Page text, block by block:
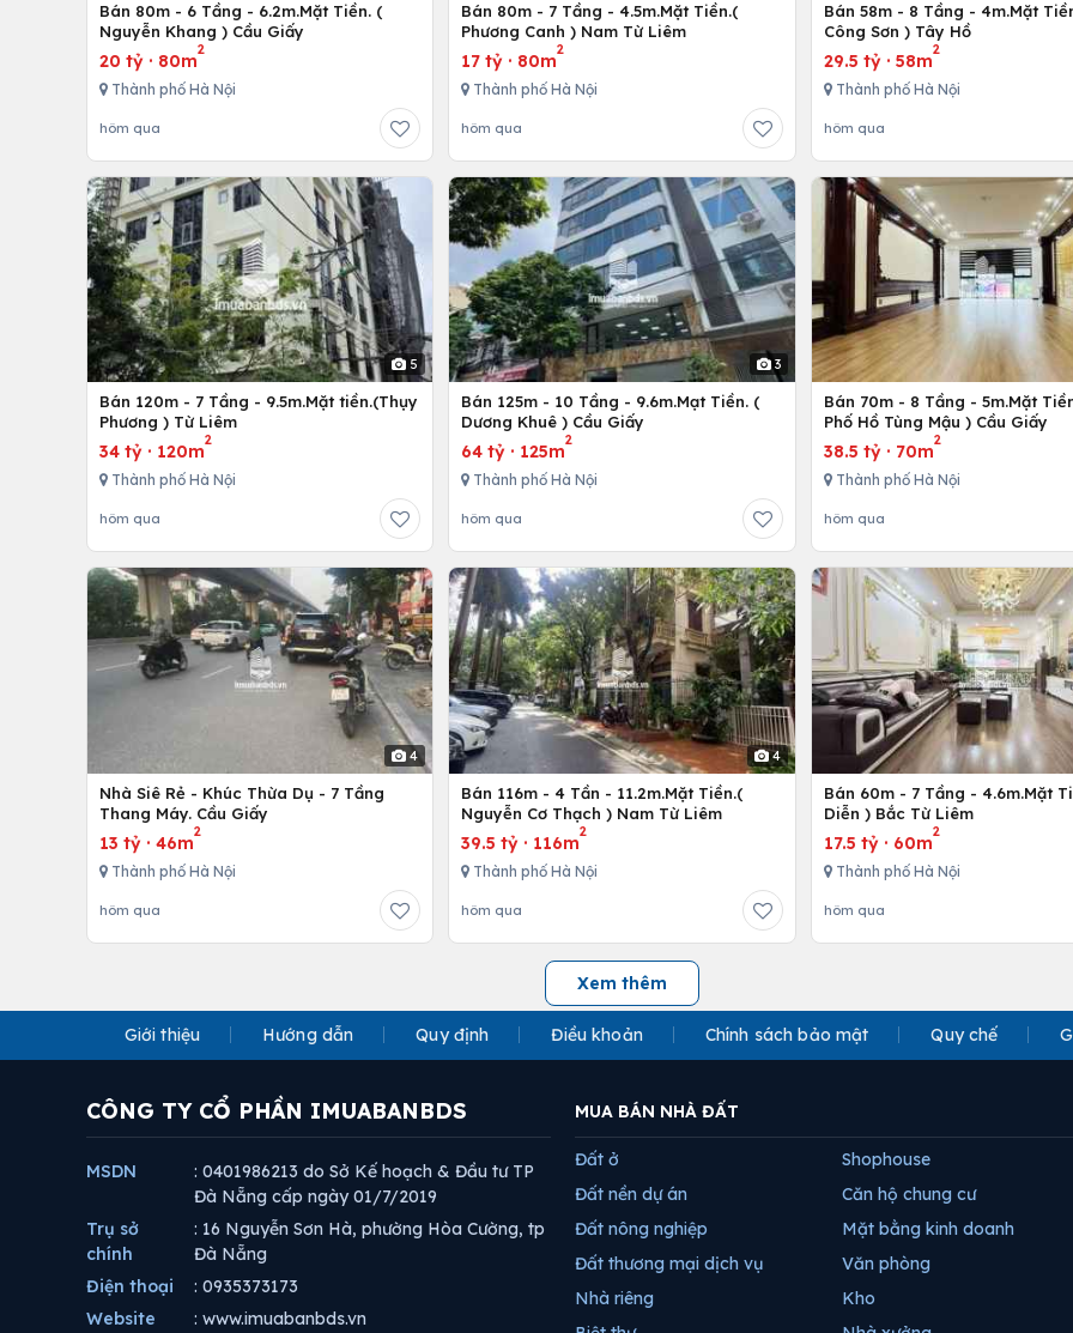
Bán 80m - 6 Tầng - 6.2m.Mặt Tiền. (
Nguyễn Khang ) Cầu Giấy
20 tỷ · 80m
2
Thành phố Hà Nội
hôm qua
Bán 80m - 7 Tầng - 4.5m.Mặt Tiền.(
Phương Canh ) Nam Từ Liêm
17 tỷ · 80m
2
Thành phố Hà Nội
hôm qua
Bán 58m - 8 Tầng - 4m.Mặt
Công Sơn ) Tây Hồ
29.5 tỷ· 58m
2
Thành phố Hà Nội
hôm qua
5
Bán 120m - 7 Tầng - 9.5m.Mặt tiền.(Thụy
Phương ) Từ Liêm
34 tỷ · 120m
2
Thành phố Hà Nội
hôm qua
3
Bán 125m - 10 Tầng - 9.6m.Mạt Tiền. (
Dương Khuê ) Cầu Giấy
64 tỷ · 125m
2
Thành phố Hà Nội
hôm qua
Bán 70m - 8 Tầng - 5m.Mặt
Phố Hồ Tùng Mậu ) Cầu Giấy
38.5 tỷ· 70m
2
Thành phố Hà Nội
hôm qua
4
Nhà Siê Rẻ - Khúc Thừa Dụ - 7 Tầng
Thang Máy. Cầu Giấy
13 tỷ · 46m
2
Thành phố Hà Nội
hôm qua
4
Bán 116m - 4 Tần - 11.2m.Mặt Tiền.(
Nguyễn Cơ Thạch ) Nam Từ Liêm
39.5 tỷ · 116m
2
Thành phố Hà Nội
hôm qua
Bán 60m - 7 Tầng - 4.6m.Mặt
Diễn ) Bắc Từ Liêm
17.5 tỷ· 60m
2
Thành phố Hà Nội
hôm qua
Xem thêm
Giới thiệu Hướng dẫn Quy định Điều khoản Chính sách bảo mật Quy chế
CÔNG TY CỔ PHẦN IMUABANBDS
MSDN
: 0401986213 do Sở Kế hoạch & Đầu tư TP
Đà Nẵng cấp ngày 01/7/2019
Trụ sở
chính
: 16 Nguyễn Sơn Hà, phường Hòa Cường, tp
Đà Nẵng
Điện thoại
: 0935373173
Website
: www.imuabanbds.vn
MUA BÁN NHÀ ĐẤT
Đất ở
Đất nền dự án
Đất nông nghiệp
Đất thương mại dịch vụ
Nhà riêng
Shophouse
Căn hộ chung cư
Mặt bằng kinh doanh
Văn phòng
Kho